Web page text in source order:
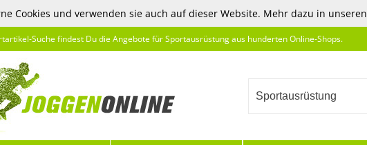
Cookies und verwenden sie auch auf dieser Website. Mehr dazu in unseren
Suche findest Du die Angebote für Sportausrüstung aus hunderten Online-Shops.
Sportausrüstung